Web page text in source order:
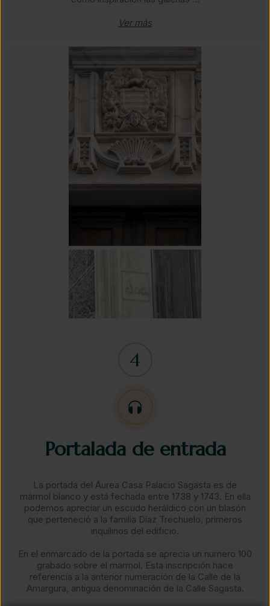
Ver más
Portalada de entrada
La portada del Áurea Casa Palacio Sagasta es de
mármol blanco y está fechada entre 1738 y 1743. En ella
podemos apreciar un escudo heráldico con un blasón
que perteneció a la familia Díaz Trechuelo, primeros
inquilinos del edificio.
​En el enmarcado de la portada se aprecia un numero 100
grabado sobre el mármol. Esta inscripción hace
referencia a la anterior numeración de la Calle de la
Amargura, antigua denominación de la Calle Sagasta.